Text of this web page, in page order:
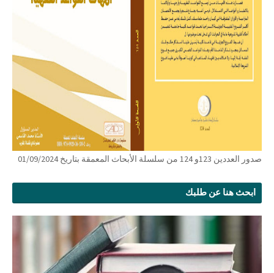
صدور العددين 123و 124 من سلسلة الأبحاث المعمقة بتاريخ 01/09/2024
ابحث هنا عن طلبك